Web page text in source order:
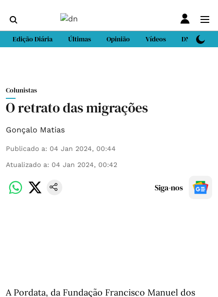
Edição Diária Últimas Opinião Vídeos DN Sport
Colunistas
O retrato das migrações
Gonçalo Matias
Publicado a: 04 Jan 2024, 00:44
Atualizado a: 04 Jan 2024, 00:42
Siga-nos
A Pordata, da Fundação Francisco Manuel dos